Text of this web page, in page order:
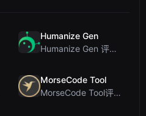
Humanize Gen
Humanize Gen 评测：深入探讨这款免费的 AI 人性化工具
MorseCode Tool
MorseCode Tool评测：带音频和灯光的免费在线文本转摩斯密码转换器